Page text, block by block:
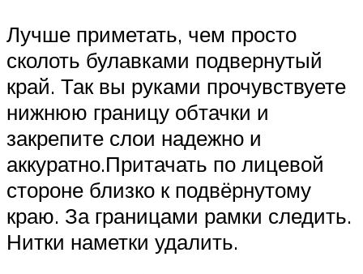
Лучше приметать, чем просто
сколоть булавками подвернутый
край. Так вы руками прочувствуете
нижнюю границу обтачки и
закрепите слои надежно и
аккуратно.Притачать по лицевой
стороне близко к подвёрнутому
краю. За границами рамки следить.
Нитки наметки удалить.